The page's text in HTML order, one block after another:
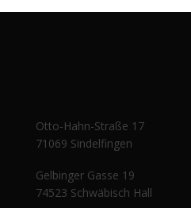
Otto-Hahn-Straße 17
71069 Sindelfingen
Gelbinger Gasse 19
74523 Schwäbisch Hall